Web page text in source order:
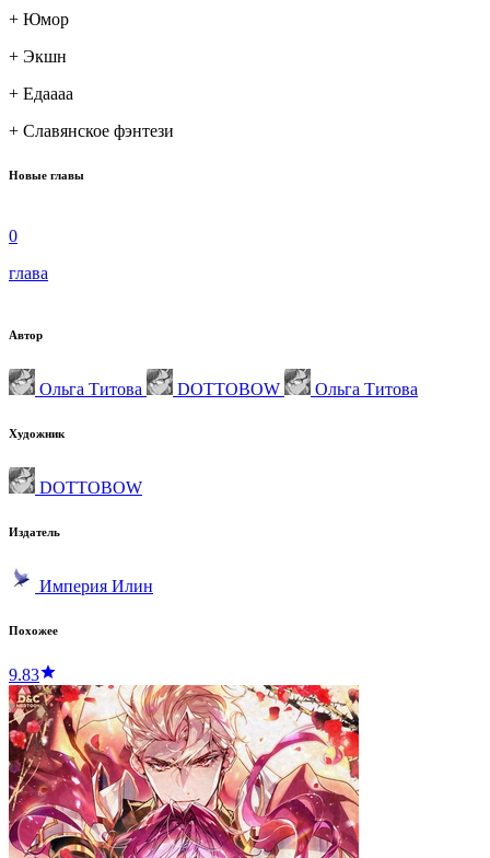
+ Юмор
+ Экшн
+ Едаааа
+ Славянское фэнтези
Новые главы
0
глава
Автор
Ольга Титова DOTTOBOW Ольга Титова
Художник
DOTTOBOW
Издатель
Империя Илин
Похожее
9.83